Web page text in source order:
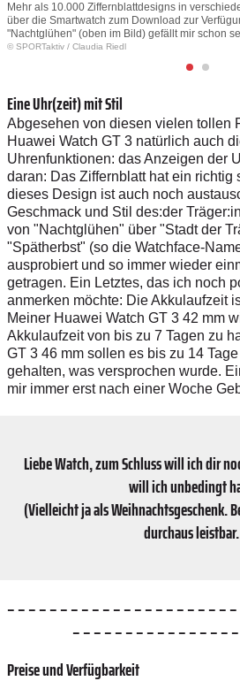
Mehr als 10.000 Ziffernblattdesigns in
über die Smartwatch zum Download zur
"Nachtglühen" (oben im Bild) gefällt mir schon
© SPORTaktiv / Claudia Riedl
Eine Uhr(zeit) mit Stil
Abgesehen von diesen vielen tollen
Huawei Watch GT 3 natürlich auch
Uhrenfunktionen: das Anzeigen der
daran: Das Ziffernblatt hat ein richtig
dieses Design ist auch noch
Geschmack und Stil des:der
von "Nachtglühen" über "Stadt der
"Spätherbst" (so die Watchface-
ausprobiert und so immer wieder
getragen. Ein Letztes, das ich noch
anmerken möchte: Die Akkulaufzeit
Meiner Huawei Watch GT 3 42 mm
Akkulaufzeit von bis zu 7 Tagen zu
GT 3 46 mm sollen es bis zu 14
gehalten, was versprochen wurde.
mir immer erst nach einer Woche
Liebe Watch, zum Schluss will ich dir
will ich unbedingt
(Vielleicht ja als Weihnachtsgeschenk.
durchaus
– – – – – – – – ​​​​​​​– ​​​​​​​– ​​​​​​​– ​​​​​​​– ​​​​​​​– ​​​​​​​– ​​​​​​​– ​​​​​​​– ​​​​​​​– ​​​​​​​– ​​​​​​​– ​​​​​​​– ​​​​​​​–
– ​​​​​​​– ​​​​​​​– ​​​​​​​– ​​​​​​​– ​​​​​​​– ​​​​​​​– ​​​​​​​– ​​​​​​​– ​​​​​​​– ​​​​​​​– ​​​​​​​– ​​​​​​​– ​​​​​​​– ​​​​​​​–
Preise und Verfügbarkeit